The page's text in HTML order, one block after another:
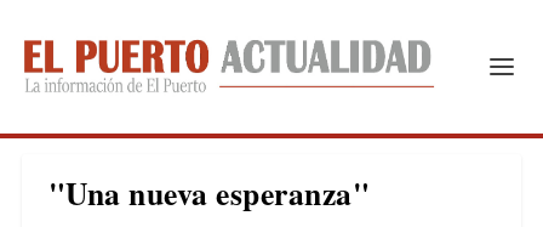
"Una nueva esperanza"